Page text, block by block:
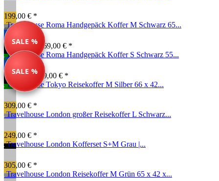
199,00 € *
SALE %
Travelhouse Roma Handgepäck Koffer M Schwarz 65...
134,99 € * 169,00 € *
SALE %
Travelhouse Roma Handgepäck Koffer S Schwarz 55...
99,00 € *149,00 € *
Travelhouse Tokyo Reisekoffer M Silber 66 x 42...
309,00 € *
Travelhouse London großer Reisekoffer L Schwarz...
249,00 € *
Travelhouse London Kofferset S+M Grau |...
305,00 € *
Travelhouse London Reisekoffer M Grün 65 x 42 x...